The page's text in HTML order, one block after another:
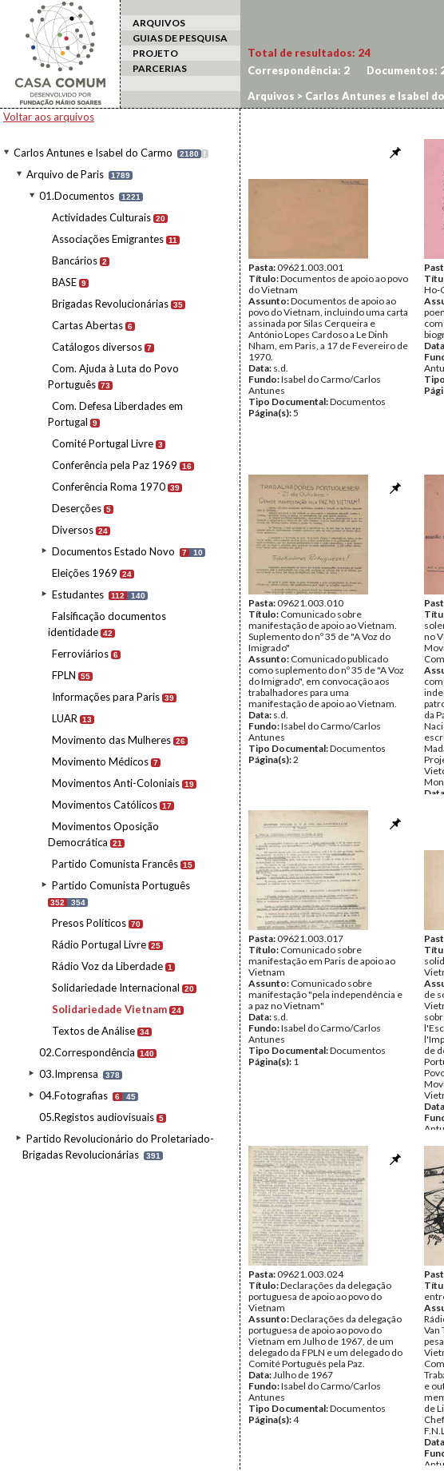
ARQUIVOS
GUIAS DE PESQUISA
PROJETO
PARCERIAS
Voltar aos arquivos
Carlos Antunes e Isabel do Carmo 2180 I
Arquivo de Paris 1789
01.Documentos 1221
Actividades Culturais 20
Associações Emigrantes 11
Bancários 2
BASE 9
Brigadas Revolucionárias 35
Cartas Abertas 6
Catálogos diversos 7
Com. Ajuda à Luta do Povo
Português 73
Com. Defesa Liberdades em
Portugal
9
Comité Portugal Livre 3
Conferência pela Paz 1969 16
Conferência Roma 1970 39
Deserções 5
Diversos 24
Documentos Estado Novo 7 10
Eleições 1969 24
Estudantes 112 140
Falsificação documentos
identidade 42
Ferroviários 6
FPLN 55
Informações para Paris 39
LUAR 13
Movimento das Mulheres 26
Movimento Médicos 7
Movimentos Anti-Coloniais 19
Movimentos Católicos 17
Movimentos Oposição
Democrática
21
Partido Comunista Francês 15
Partido Comunista Português
352 354
Presos Políticos 70
Rádio Portugal Livre 25
Rádio Voz da Liberdade 1
Solidariedade Internacional 20
Solidariedade Vietnam 24
Textos de Análise 34
02.Correspondência 140
03.Imprensa 378
04.Fotografias 6 45
05.Registos audiovisuais 5
Partido Revolucionário do Proletariado-
Brigadas Revolucionárias
391
Total de resultados: 24
Correspondência: 2 Documentos:
Arquivos > Carlos Antunes e Isabel
Pasta:09621.003.001
Título:Documentos de apoio ao povo
do Vietnam
Assunto:Documentos de apoio ao
povo do Vietnam, incluindo uma carta
assinada por Silas Cerqueira e
António Lopes Cardoso a Le Dinh
Nham, em Paris, a 17 de Fevereiro de
1970.
Data: s.d.
Fundo:Isabel do Carmo/Carlos
Antunes
Tipo Documental:Documentos
Página(s):5
Ho-
Pasta:09621.003.010
Título: Comunicado sobre
manifestação de apoio ao Vietnam.
Suplemento do nº 35 de "A Voz do
Imigrado"
Assunto: Comunicado publicado
como suplemento do nº 35 de "A Voz
do Imigrado", em convocação aos
trabalhadores para uma
manifestação de apoio ao Vietnam.
Data: s.d.
Fundo:Isabel do Carmo/Carlos
Antunes
Tipo Documental:Documentos
Página(s):2
no
da
Pasta:09621.003.017
Título: Comunicado sobre
manifestação em Paris de apoio ao
Vietnam
Assunto: Comunicado sobre
manifestação "pela independência e
a paz no Vietnam"
Data: s.d.
Fundo:Isabel do Carmo/Carlos
Antunes
Tipo Documental:Documentos
Página(s): 1
de
de
Pasta:09621.003.024
Título:Declarações da delegação
portuguesa de apoio ao povo do
Vietnam
Assunto:Declarações da delegação
portuguesa de apoio ao povo do
Vietnam em Julho de 1967, de um
delegado da FPLN e um delegado do
Comité Português pela Paz.
Data:Julho de 1967
Fundo:Isabel do Carmo/Carlos
Antunes
Tipo Documental:Documentos
Página(s):4
Van
e
de